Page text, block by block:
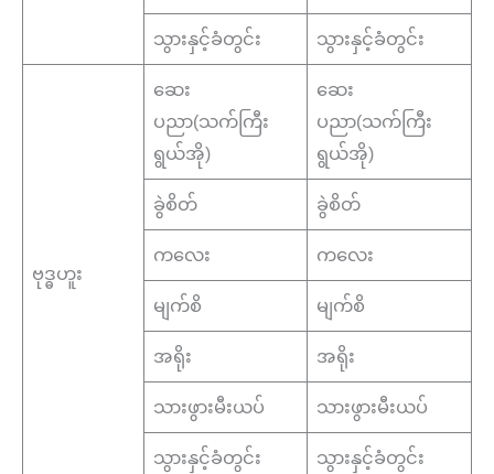
သွားနှင့်ခံတွင်း သွားနှင့်ခံတွင်း
ဗုဒ္ဓဟူး
ဆေး
ပညာ(သက်ကြီး
ရွယ်အို)
ဆေး
ပညာ(သက်ကြီး
ရွယ်အို)
ခွဲစိတ် ခွဲစိတ်
ကလေး ကလေး
မျက်စိ မျက်စိ
အရိုး အရိုး
သားဖွားမီးယပ် သားဖွားမီးယပ်
သွားနှင့်ခံတွင်း သွားနှင့်ခံတွင်း